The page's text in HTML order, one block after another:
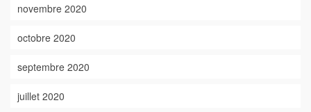
novembre 2020
octobre 2020
septembre 2020
juillet 2020